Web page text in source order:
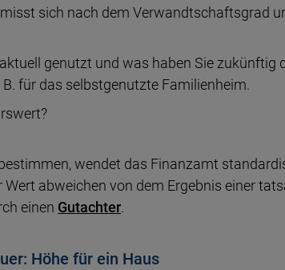
sich nach dem Ver­wandt­schafts­grad
ge­nutzt und was haben Sie zu­künf­tig
für das selbst­ge­nutzte Familienheim.
wendet das Finanz­amt
Wert ab­weichen von dem Er­geb­nis einer
einen Gutachter.
Höhe für ein Haus